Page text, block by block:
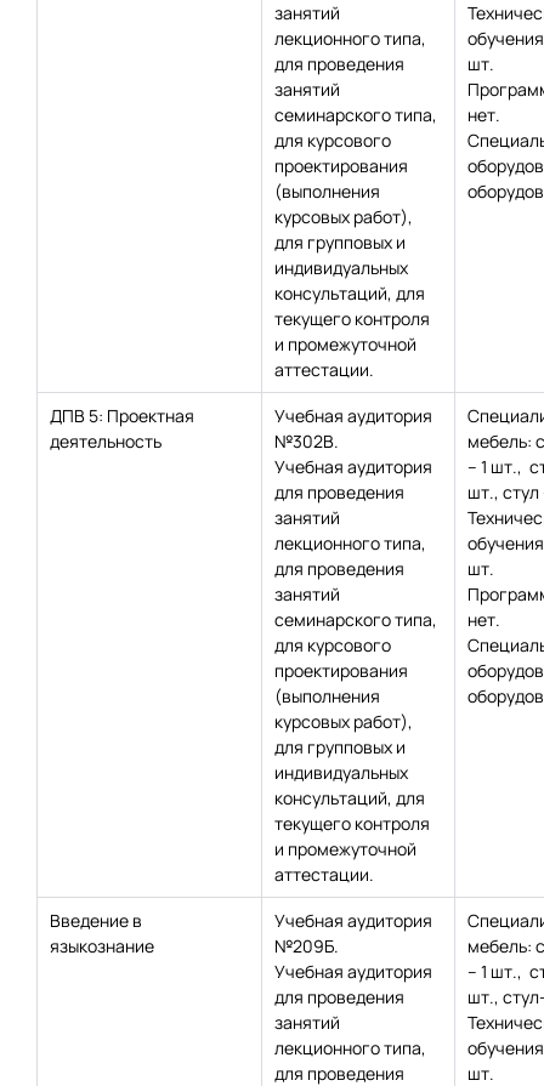
занятий
лекционного типа,
для проведения
занятий
семинарского типа,
для курсового
проектирования
(выполнения
курсовых работ),
для групповых и
индивидуальных
консультаций, для
текущего контроля
и промежуточной
аттестации.
шт.
нет.
ДПВ 5: Проектная
деятельность
Учебная аудитория
№302В.
Учебная аудитория
для проведения
занятий
лекционного типа,
для проведения
занятий
семинарского типа,
для курсового
проектирования
(выполнения
курсовых работ),
для групповых и
индивидуальных
консультаций, для
текущего контроля
и промежуточной
аттестации.
мебель:
– 1 шт.,
шт.,
шт.
нет.
Введение в
языкознание
Учебная аудитория
№209Б.
Учебная аудитория
для проведения
занятий
лекционного типа,
для проведения
мебель:
– 1 шт.,
шт.,
шт.